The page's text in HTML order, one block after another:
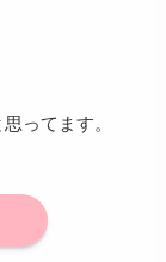
ってます。